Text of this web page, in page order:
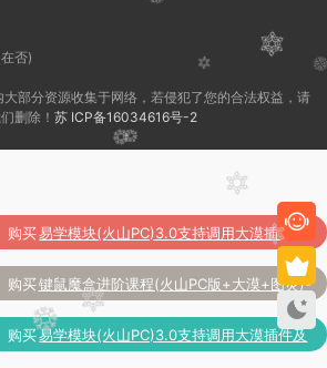
否)
大部分资源收集于网络，若侵犯了您的合法权益，请
删除！ 苏 ICP备16034616号-2
购买易学模块(火山PC)3.0支持调用大漠插件及
购买键鼠魔盒进阶课程(火山PC版+大漠+图灵)-
防封防检测(2022)
购买易学模块(火山PC)3.0支持调用大漠插件及